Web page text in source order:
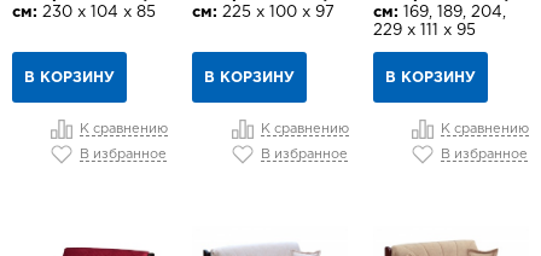
см: 230 х 104 х 85
В КОРЗИНУ
К сравнению
В избранное
см: 225 х 100 х 97
В КОРЗИНУ
К сравнению
В избранное
см: 169, 189, 204,
229 х 111 х 95
В КОРЗИНУ
К сравнению
В избранное